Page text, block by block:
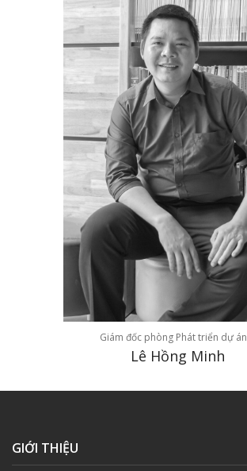
Giám đốc phòng Phát triển dự án
Lê Hồng Minh
GIỚI THIỆU